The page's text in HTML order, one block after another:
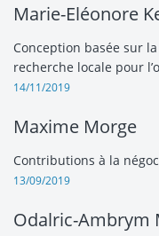
Marie-Eléonore
Conception basée sur
recherche locale pour
14/11/2019
Maxime Morge
Contributions à la
13/09/2019
Odalric-Ambrym